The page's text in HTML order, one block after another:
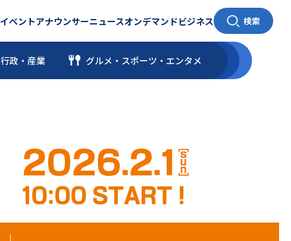
イベントアナウンサーニュースオンデマンドビジネス 検索
行政・産業 グルメ・スポーツ ・ エンタメ